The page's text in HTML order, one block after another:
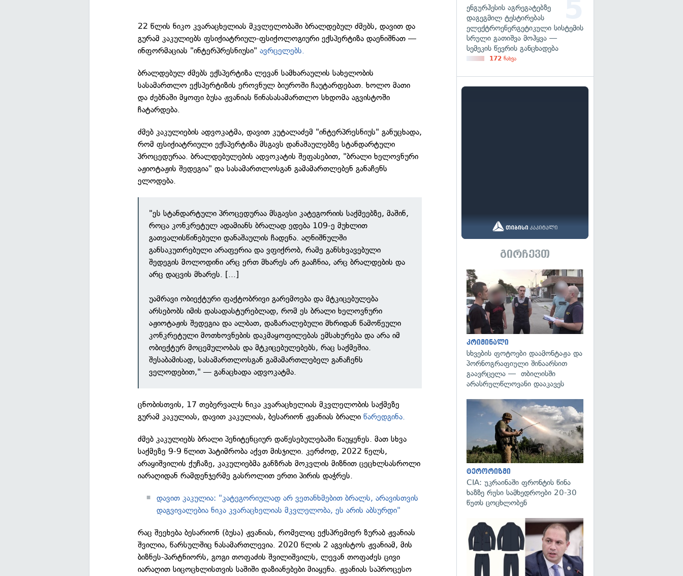
22 წლის ნიკო კვარაცხელიას მკვლელობაში ბრალდებულ ძმებს, დავით და
გურამ კაკულიებს ფსიქიატრიულ-ფსიქოლოგიური ექსპერტიზა დაენიშნათ —
ინფორმაციას "ინტერპრესნიუსი"ავრცელებს.
ბრალდებულ ძმებს ექსპერტიზა ლევან სამხარაულის სახელობის
სასამართლო ექსპერტიზის ეროვნულ ბიუროში ჩაუტარდებათ. ხოლო მათი
და ძებნაში მყოფი ბუსა ჟვანიას წინასასამართლო სხდომა აგვისტოში
ჩატარდება.
ძმებ კაკულიების ადვოკატმა, დავით კუტალაძემ "ინტერპრესნიუს" განუცხადა,
რომ ფსიქიატრიული ექსპერტიზა მსგავს დანაშაულებზე სტანდარტული
პროცედურაა. ბრალდებულების ადვოკატის შეფასებით, "ბრალი ხელოვნური
აჟიოტაჟის შედეგია" და სასამართლოსგან გამამართლებენ განაჩენს
ელოდება.
"ეს სტანდარტული პროცედურაა მსგავსი კატეგორიის საქმეებზე, მაშინ,
როცა კონკრეტულ ადამიანს ბრალად ედება 109-ე მუხლით
გათვალისწინებული დანაშაულის ჩადენა. აღნიშნულში
განსაკუთრებული არაფერია და ვფიქრობ, რამე განსხვავებული
შედეგის მოლოდინი არც ერთ მხარეს არ გააჩნია, არც ბრალდების და
არც დაცვის მხარეს. [...]
უამრავი ობიექტური ფაქტობრივი გარემოება და მტკიცებულება
არსებობს იმის დასადასტურებლად, რომ ეს ბრალი ხელოვნური
აჟიოტაჟის შედეგია და ალბათ, დაზარალებული მხრიდან წამოწეული
კონკრეტული მოთხოვნების დაკმაყოფილებას ემსახურება და არა იმ
ობიექტურ მოცემულობას და მტკიცებულებებს, რაც საქმეშია.
შესაბამისად, სასამართლოსგან გამამართლებელ განაჩენს
ველოდებით," — განაცხადა ადვოკატმა.
ცნობისთვის, 17 თებერვალს ნიკა კვარაცხელიას მკვლელობის საქმეზე
გურამ კაკულიას, დავით კაკულიას, ბესარიონ ჟვანიას ბრალიწარედგინა.
ძმებ კაკულიებს ბრალი პენიტენციურ დაწესებულებაში წაუყენეს. მათ სხვა
საქმეზე 9-9 წლით პატიმრობა აქვთ მისჯილი. კერძოდ, 2022 წელს,
არაყიშვილის ქუჩაზე, კაკულიებმა განზრახ მოკვლის მიზნით ცეცხლსასროლი
იარაღიდან რამდენჯერმე გასროლით ერთი პირის დაჭრეს.
დავით კაკულია: "კატეგორიულად არ ვეთანხმებით ბრალს, არავისთვის
დაგვივალებია ნიკა კვარაცხელიას მკვლელობა, ეს არის აბსურდი"
რაც შეეხება ბესარიონ (ბუსა) ჟვანიას, რომელიც ექსპრემიერ ზურაბ ჟვანიას
შვილია, წარსულშიც ნასამართლევია. 2020 წლის 2 აგვისტოს ჟვანიამ, მის
ბიზნეს-პარტნიორს, გოგი თოფაძის შვილიშვილს, ლევან თოფაძეს ცივი
იარაღით სიცოცხლისთვის საშიში დაზიანებები მიაყენა. ჟვანიას საპროცესო
ენგურჰესის აგრეგატებზე
დაგეგმილ ტესტირებას
ელექტროენერგეტიკული სისტემის
სრული გათიშვა მოჰყვა —
სემეკის წევრის განცხადება
172 ნახვა
გირჩევთ
კრიმინალი
სხვების ფოტოები დაამონტაჟა და
პორნოგრაფიული შინაარსით
გაავრცელა — თბილისში
არასრულწლოვანი დააკავეს
ტერორიზმი
CIA: უკრაინაში ფრონტის წინა
ხაზზე რუსი სამხედროები 20-30
წუთს ცოცხლობენ